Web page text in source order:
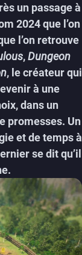
un passage à
2024 que l’on
l’on retrouve
,Dungeon
, le créateur qui
à une
dans un
promesses. Un
et de temps à
se dit qu’il